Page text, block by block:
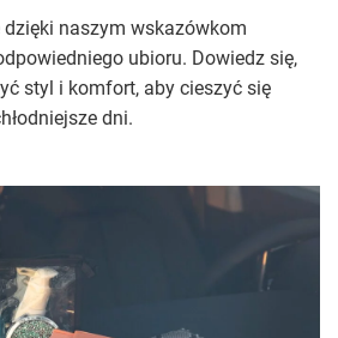
naszym wskazówkom
ubioru. Dowiedz się,
styl i komfort, aby cieszyć się
dni.